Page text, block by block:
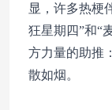
显，许多热梗
狂星期四”和“
方力量的助推
散如烟。